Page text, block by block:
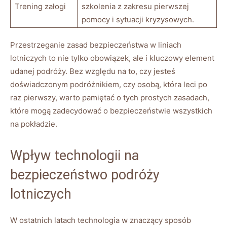
Trening załogi
szkolenia z zakresu pierwszej
pomocy⁣ i sytuacji kryzysowych.
Przestrzeganie zasad ⁤bezpieczeństwa w liniach
lotniczych to nie tylko obowiązek, ale i kluczowy element
udanej podróży. Bez⁣ względu na to, ‌czy jesteś
doświadczonym podróżnikiem, czy osobą, która leci po
raz⁢ pierwszy,​ warto pamiętać o tych prostych zasadach,
które mogą zadecydować o bezpieczeństwie wszystkich
na pokładzie.
Wpływ technologii na
bezpieczeństwo podróży
lotniczych
W ostatnich latach technologia w znaczący sposób